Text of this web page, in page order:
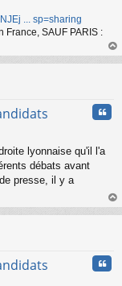
... sp=sharing
France, SAUF PARIS :
au
lyonnaise qu'il l'a
débats avant
presse, il y a
au